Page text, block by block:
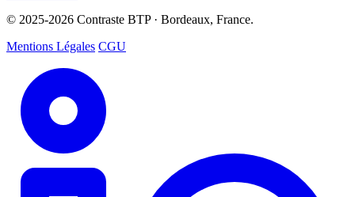
© 2025-2026 Contraste BTP · Bordeaux, France.
Mentions Légales CGU